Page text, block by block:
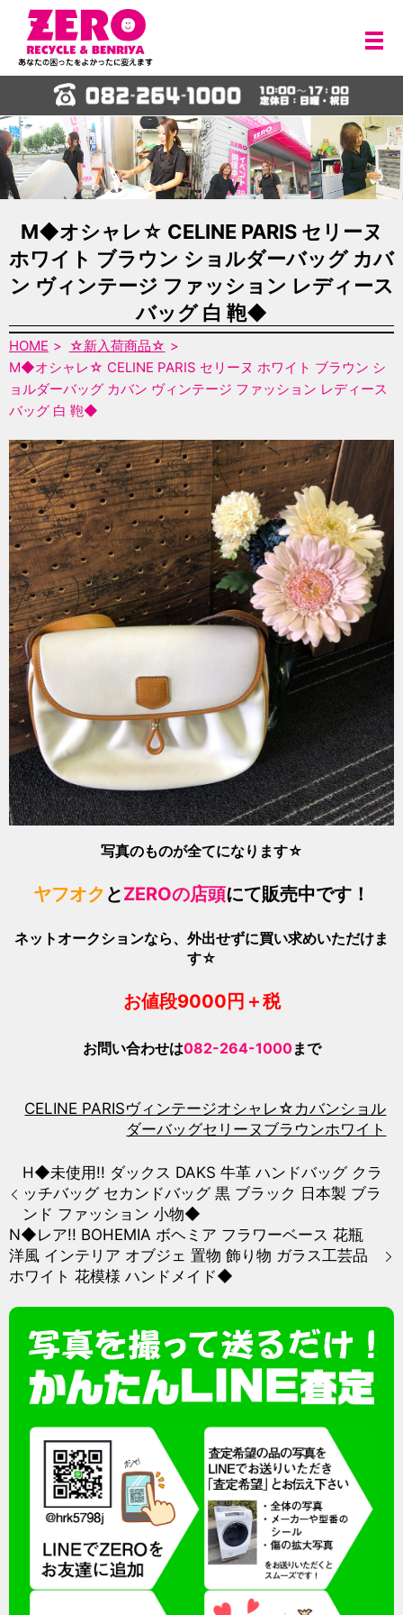
メ
M◆オシャレ☆ CELINE PARIS セリーヌ
ホワイト ブラウン ショルダーバッグ カバ
ン ヴィンテージ ファッション レディース
バッグ 白 鞄◆
HOME
☆新入荷商品☆
M◆オシャレ☆ CELINE PARIS セリーヌ ホワイト ブラウン シ
ョルダーバッグ カバン ヴィンテージ ファッション レディース
バッグ 白 鞄◆
写真のものが全てになります☆
ヤフオク とZEROの店頭にて販売中です！
ネットオークションなら、外出せずに買い求めいただけま
す☆
お値段9000 円＋税
お問い合わせは082-264-1000まで
CELINE PARISヴィンテージオシャレ☆ カバンショル
ダーバッグセリーヌ ブラウンホワイト
H◆未使用!! ダックス DAKS 牛革 ハンドバッグ クラ
ッチバッグ セカンドバッグ 黒 ブラック 日本製 ブラ
ンド ファッション 小物◆
N◆レア!! BOHEMIA ボヘミア フラワーベース 花瓶
洋風 インテリア オブジェ 置物 飾り物 ガラス工芸品
ホワイト 花模様 ハンドメイド◆